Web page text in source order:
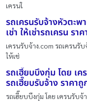
เครนใ
รถเครนรับจ้างหัวตะพ
เช่า ให้เช่ารถเครน รา
เครนรับจ้าง.com รถเครนรั
ให้เช่
รถเฮี๊ยบบึงกุ่ม โดย เค
รถเฮี๊ยบรับจ้าง ราคาถู
รถเฮี๊ยบบึงกุ่ม โดย เครนรับจ้